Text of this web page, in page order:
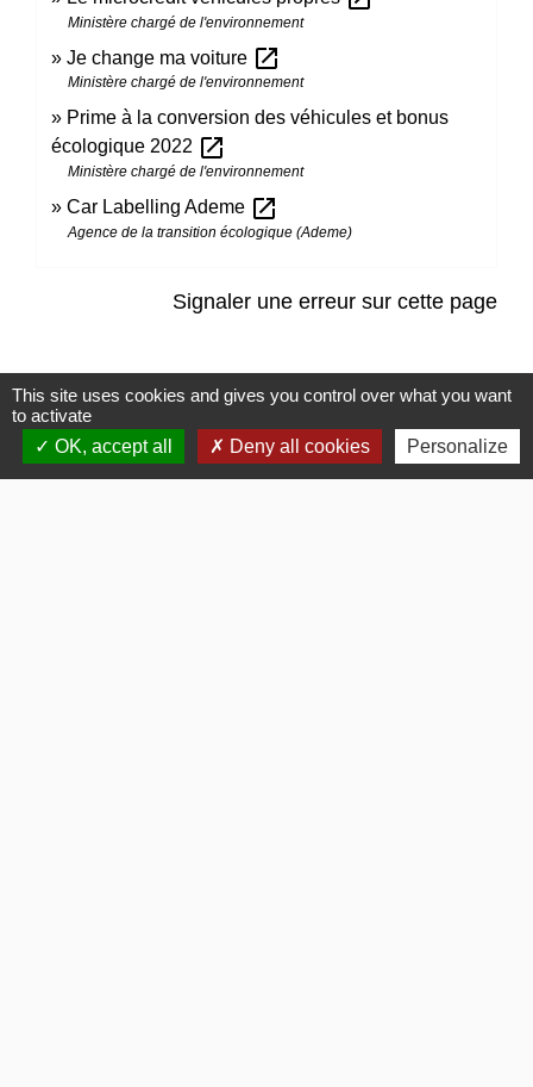
Ministère chargé de l'environnement
Je change ma voiture open_in_new
Ministère chargé de l'environnement
Prime à la conversion des véhicules et bonus
écologique 2022 open_in_new
Ministère chargé de l'environnement
Car Labelling Ademe open_in_new
Agence de la transition écologique (Ademe)
Signaler une erreur sur cette page
Contacts
This site uses cookies and gives you control over what you want
to activate
OK, accept all
Deny all cookies Personalize